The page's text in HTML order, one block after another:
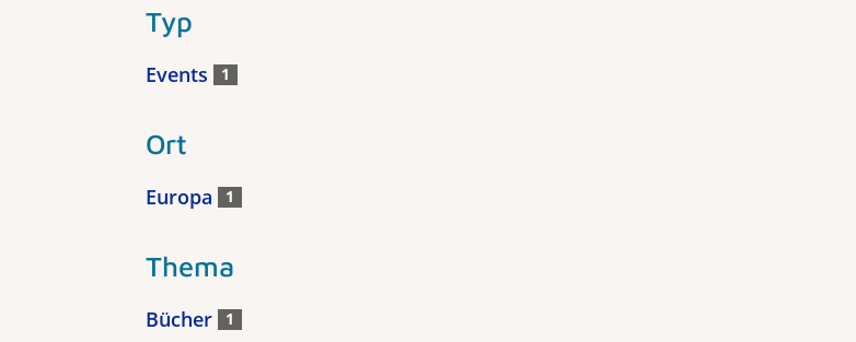
Typ
Events 1
Ort
Europa 1
Thema
Bücher 1